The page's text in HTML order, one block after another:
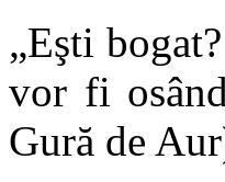
„Eşti
vor fi
Gură de